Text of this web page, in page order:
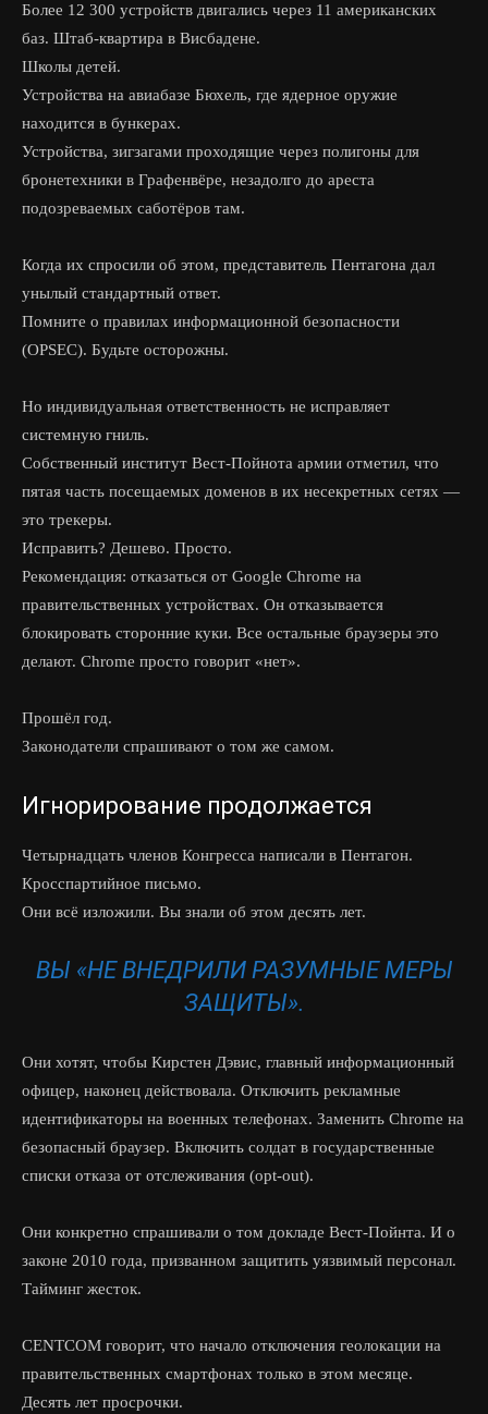
Более 12 300 устройств двигались через 11 американских
баз. Штаб-квартира в Висбадене.
Школы детей.
Устройства на авиабазе Бюхель, где ядерное оружие
находится в бункерах.
Устройства, зигзагами проходящие через полигоны для
бронетехники в Графенвёре, незадолго до ареста
подозреваемых саботёров там.
Когда их спросили об этом, представитель Пентагона дал
унылый стандартный ответ.
Помните о правилах информационной безопасности
(OPSEC). Будьте осторожны.
Но индивидуальная ответственность не исправляет
системную гниль.
Собственный институт Вест-Пойнота армии отметил, что
пятая часть посещаемых доменов в их несекретных сетях —
это трекеры.
Исправить? Дешево. Просто.
Рекомендация: отказаться от Google Chrome на
правительственных устройствах. Он отказывается
блокировать сторонние куки. Все остальные браузеры это
делают. Chrome просто говорит «нет».
Прошёл год.
Законодатели спрашивают о том же самом.
Игнорирование продолжается
Четырнадцать членов Конгресса написали в Пентагон.
Кросспартийное письмо.
Они всё изложили. Вы знали об этом десять лет.
ВЫ «НЕ ВНЕДРИЛИ РАЗУМНЫЕ МЕРЫ
ЗАЩИТЫ».
Они хотят, чтобы Кирстен Дэвис, главный информационный
офицер, наконец действовала. Отключить рекламные
идентификаторы на военных телефонах. Заменить Chrome на
безопасный браузер. Включить солдат в государственные
списки отказа от отслеживания (opt-out).
Они конкретно спрашивали о том докладе Вест-Пойнта. И о
законе 2010 года, призванном защитить уязвимый персонал.
Тайминг жесток.
CENTCOM говорит, что начало отключения геолокации на
правительственных смартфонах только в этом месяце.
Десять лет просрочки.